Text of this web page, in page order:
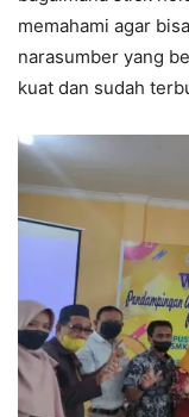
memahami agar
narasumber yang
kuat dan sudah